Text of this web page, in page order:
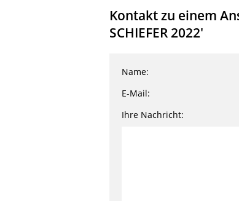
Kontakt zu einem
SCHIEFER 2022'
Name:
E-Mail:
Ihre Nachricht: